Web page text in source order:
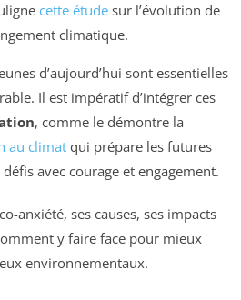
cette étude sur l’évolution de
climatique.
d’aujourd’hui sont essentielles
Il est impératif d’intégrer ces
, comme le démontre la
au climat qui prépare les futures
avec courage et engagement.